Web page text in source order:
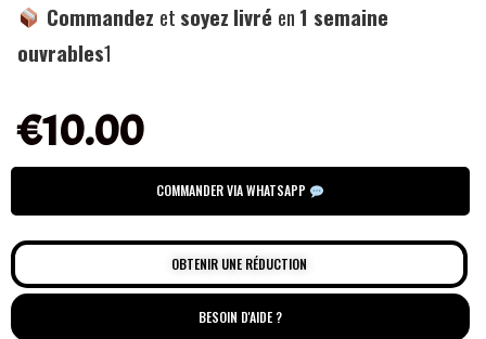
Commandez et soyez livré en 1 semaine
ouvrables1
€10.00
COMMANDER VIA WHATSAPP
OBTENIR UNE RÉDUCTION
BESOIN D'AIDE ?